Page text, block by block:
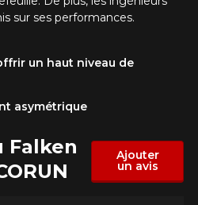
sur ses performances.
un haut niveau de
asymétrique
Falken
Ajouter
un avis
VOTRE VÉHICULE